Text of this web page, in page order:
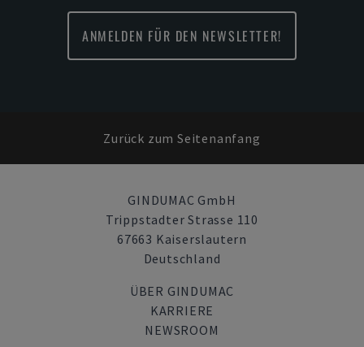
ANMELDEN FÜR DEN NEWSLETTER!
Zurück zum Seitenanfang
GINDUMAC GmbH
Trippstadter Strasse 110
67663 Kaiserslautern
Deutschland
ÜBER GINDUMAC
KARRIERE
NEWSROOM